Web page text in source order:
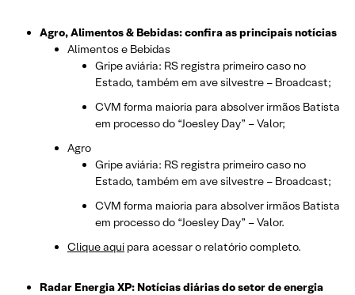
Agro, Alimentos & Bebidas: confira as principais notícias
Alimentos e Bebidas
Gripe aviária: RS registra primeiro caso no
Estado, também em ave silvestre – Broadcast;
CVM forma maioria para absolver irmãos Batista
em processo do “Joesley Day” – Valor;
Agro
Gripe aviária: RS registra primeiro caso no
Estado, também em ave silvestre – Broadcast;
CVM forma maioria para absolver irmãos Batista
em processo do “Joesley Day” – Valor.
Clique aqui para acessar o relatório completo.
Radar Energia XP: Notícias diárias do setor de energia